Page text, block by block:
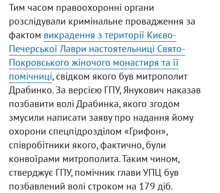
Тим часом правоохоронні органи
розслідували кримінальне провадження за
фактом викрадення з території Києво-
Печерської Лаври настоятельниці Свято-
Покровського жіночого монастиря та її
помічниці, свідком якого був митрополит
Драбинко. За версією ГПУ, Янукович наказав
позбавити волі Драбинка, якого згодом
змусили написати заяву про надання йому
охорони спецпідрозділом «Грифон»,
співробітники якого, фактично, були
конвоїрами митрополита. Таким чином,
стверджує ГПУ, помічник глави УПЦ був
позбавлений волі строком на 179 діб.